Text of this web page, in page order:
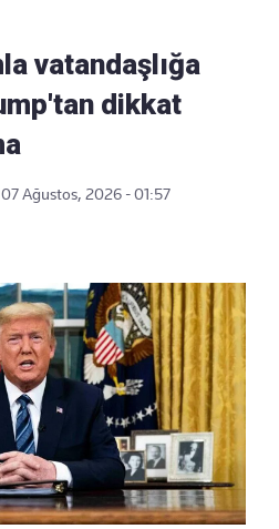
vatandaşlığa
dikkat
07 Ağustos, 2026 - 01:57